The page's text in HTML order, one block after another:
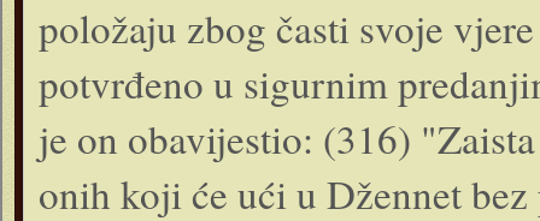
položaju zbog časti svoje
potvrđeno u sigurnim
je on obavijestio: (316)
onih koji će ući u Džennet